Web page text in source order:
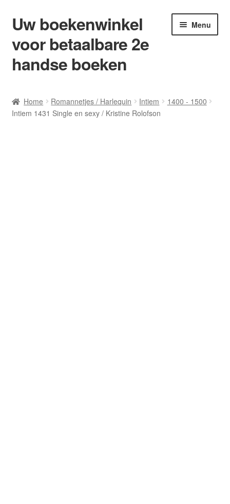
Ga
door
naar
navigatie
Ga
naar
de
inhoud
Uw boekenwinkel
voor betaalbare 2e
handse boeken
Menu
Afrekenen
Home Romannetjes / Harlequin Intiem
1400 - 1500
Intiem 1431 Single en sexy / Kristine Rolofson